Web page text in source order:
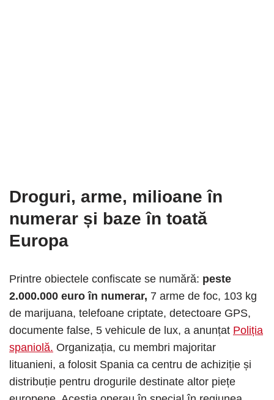
Droguri, arme, milioane în
numerar și baze în toată
Europa
Printre obiectele confiscate se numără: peste
2.000.000 euro în numerar, 7 arme de foc, 103 kg
de marijuana, telefoane criptate, detectoare GPS,
documente false, 5 vehicule de lux, a anunțat Poliția
spaniolă. Organizația, cu membri majoritar
lituanieni, a folosit Spania ca centru de achiziție și
distribuție pentru drogurile destinate altor piețe